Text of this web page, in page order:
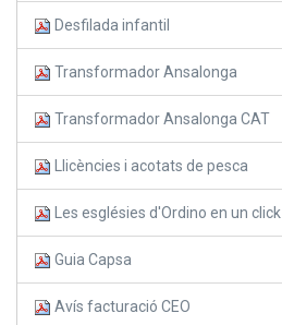
Desfilada infantil
Transformador Ansalonga
Transformador Ansalonga CAT
Llicències i acotats de pesca
Les esglésies d'Ordino en un click
Guia Capsa
Avís facturació CEO